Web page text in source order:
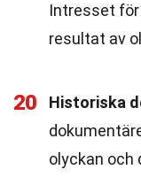
Intresset
resultat av
20 Historiska
olyckan och